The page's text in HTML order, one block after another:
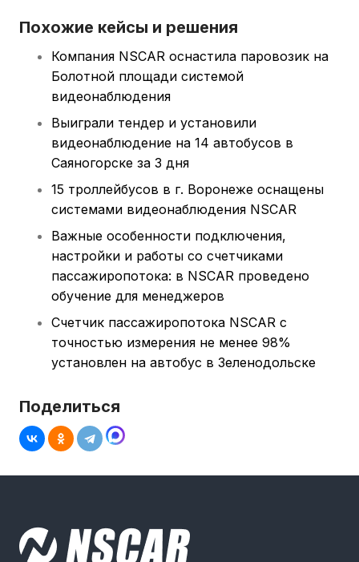
Похожие кейсы и решения
Компания NSCAR оснастила паровозик на
Болотной площади системой
видеонаблюдения
Выиграли тендер и установили
видеонаблюдение на 14 автобусов в
Саяногорске за 3 дня
15 троллейбусов в г. Воронеже оснащены
системами видеонаблюдения NSCAR
Важные особенности подключения,
настройки и работы со счетчиками
пассажиропотока: в NSCAR проведено
обучение для менеджеров
Счетчик пассажиропотока NSCAR с
точностью измерения не менее 98%
установлен на автобус в Зеленодольске
Поделиться